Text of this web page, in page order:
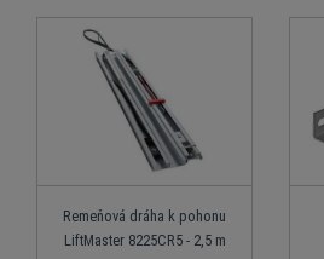
Remeňová dráha k pohonu
LiftMaster 8225CR5 - 2,5 m